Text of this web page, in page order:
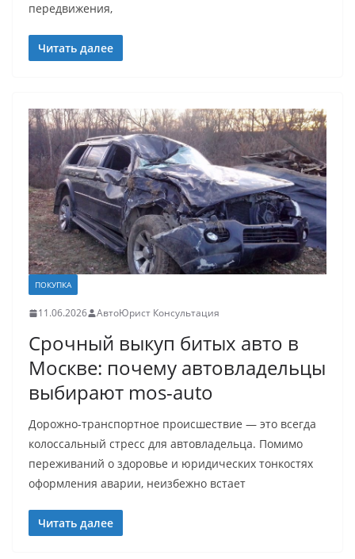
передвижения,
Читать далее
ПОКУПКА
11.06.2026 АвтоЮрист Консультация
Срочный выкуп битых авто в
Москве: почему автовладельцы
выбирают mos-auto
Дорожно-транспортное происшествие — это всегда
колоссальный стресс для автовладельца. Помимо
переживаний о здоровье и юридических тонкостях
оформления аварии, неизбежно встает
Читать далее